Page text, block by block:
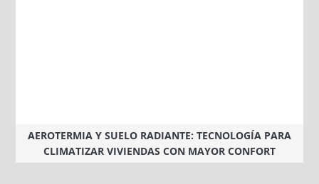
AEROTERMIA Y SUELO RADIANTE: TECNOLOGÍA PARA
CLIMATIZAR VIVIENDAS CON MAYOR CONFORT